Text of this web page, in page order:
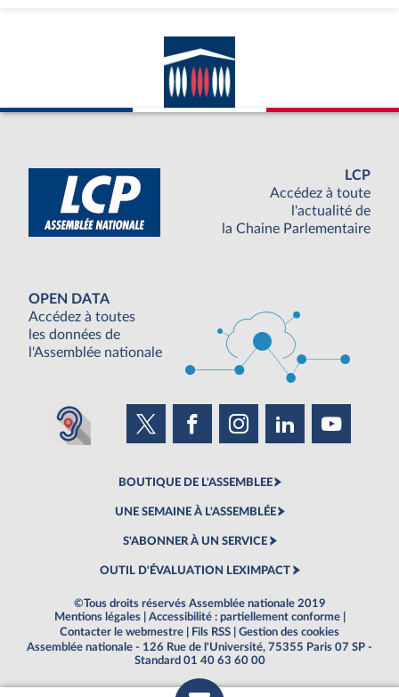
LCP
Accédez à toute
l'actualité de
la Chaine Parlementaire
OPEN DATA
Accédez à toutes
les données de
l'Assemblée nationale
BOUTIQUE DE L'ASSEMBLEE
UNE SEMAINE À L'ASSEMBLÉE
S'ABONNER À UN SERVICE
OUTIL D'ÉVALUATION LEXIMPACT
©Tous droits réservés Assemblée nationale 2019
Mentions légales
Accessibilité : partiellement conforme
Contacter le webmestre
Fils RSS
Gestion des cookies
Assemblée nationale - 126 Rue de l'Université, 75355 Paris 07 SP -
Standard 01 40 63 60 00